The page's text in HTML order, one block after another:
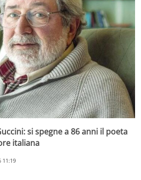
si spegne a 86 anni il poeta
italiana
11:19